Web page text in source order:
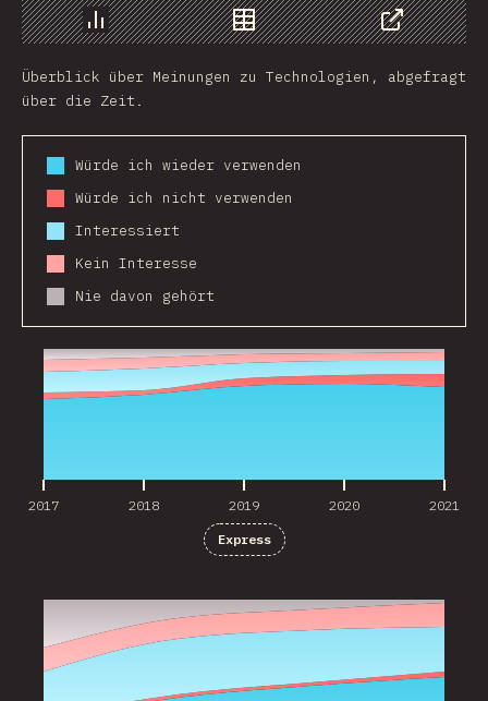
Chart Data
Share
Überblick über Meinungen zu Technologien, abgefragt
über die Zeit.
Würde ich wieder verwenden
Würde ich nicht verwenden
Interessiert
Kein Interesse
Nie davon gehört
2017 2018 2019 2020 2021
2017 2018 2019 2020 2021
Express